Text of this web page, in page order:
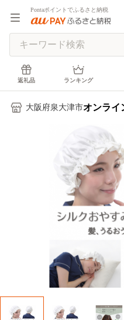
Pontaポイントでふるさと納税
返礼品 ランキング
大阪府泉大津市オンライ